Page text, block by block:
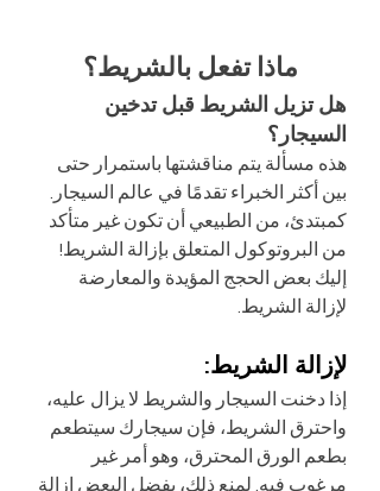
ماذا تفعل بالشريط؟
هل تزيل الشريط قبل تدخين
السيجار؟
هذه مسألة يتم مناقشتها باستمرار حتى
بين أكثر الخبراء تقدمًا في عالم السيجار.
كمبتدئ، من الطبيعي أن تكون غير متأكد
من البروتوكول المتعلق بإزالة الشريط!
إليك بعض الحجج المؤيدة والمعارضة
لإزالة الشريط.
لإزالة الشريط:
إذا دخنت السيجار والشريط لا يزال عليه،
واحترق الشريط، فإن سيجارك سيتطعم
بطعم الورق المحترق، وهو أمر غير
مرغوب فيه. لمنع ذلك، يفضل البعض إزالة